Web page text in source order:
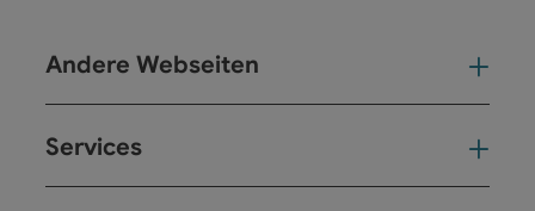
Andere Webseiten
Services